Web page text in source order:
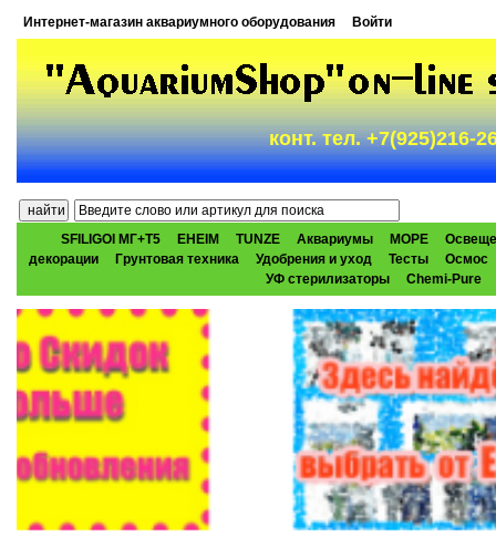
Интернет-магазин аквариумного оборудования Войти
конт. тел. +7(925)216-
SFILIGOI МГ+Т5 EHEIM TUNZE Аквариумы МОРЕ
декорации
Грунтовая техника Удобрения и уход Тесты
Осмос
УФ стерилизаторы
Chemi-Pure